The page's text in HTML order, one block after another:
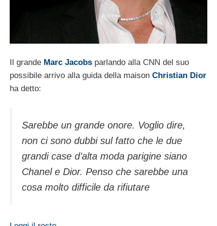
Il grande Marc Jacobs parlando alla CNN del suo
possibile arrivo alla guida della maison Christian Dior
ha detto:
Sarebbe un grande onore. Voglio dire,
non ci sono dubbi sul fatto che le due
grandi case d’alta moda parigine siano
Chanel e Dior. Penso che sarebbe una
cosa molto difficile da rifiutare